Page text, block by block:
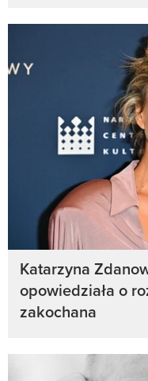
Katarzyna
opowiedziała o
zakochana